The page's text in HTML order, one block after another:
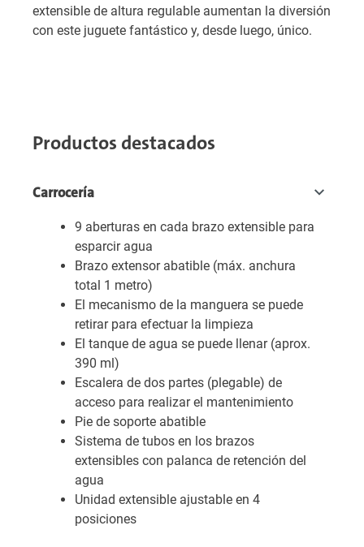
extensible de altura regulable aumentan la diversión
con este juguete fantástico y, desde luego, único.
Productos destacados
Carrocería
9 aberturas en cada brazo extensible para
esparcir agua
Brazo extensor abatible (máx. anchura
total 1 metro)
El mecanismo de la manguera se puede
retirar para efectuar la limpieza
El tanque de agua se puede llenar (aprox.
390 ml)
Escalera de dos partes (plegable) de
acceso para realizar el mantenimiento
Pie de soporte abatible
Sistema de tubos en los brazos
extensibles con palanca de retención del
agua
Unidad extensible ajustable en 4
posiciones